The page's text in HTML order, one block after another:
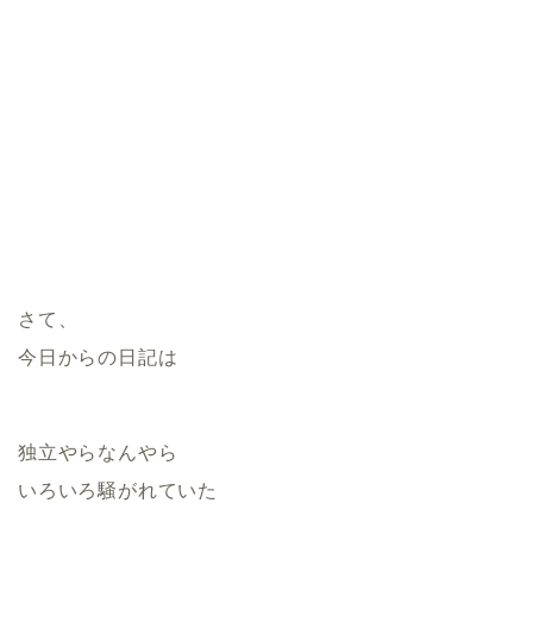
さて、
今日からの日記は
独立やらなんやら
いろいろ騒がれていた